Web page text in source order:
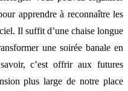
apprendre à reconnaître les
Il suffit d’une chaise longue
une soirée banale en
c’est offrir aux futures
plus large de notre place